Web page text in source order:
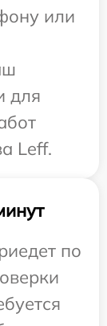
или
для
Leff.
по